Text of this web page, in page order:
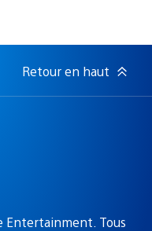
Retour en haut
Entertainment. Tous